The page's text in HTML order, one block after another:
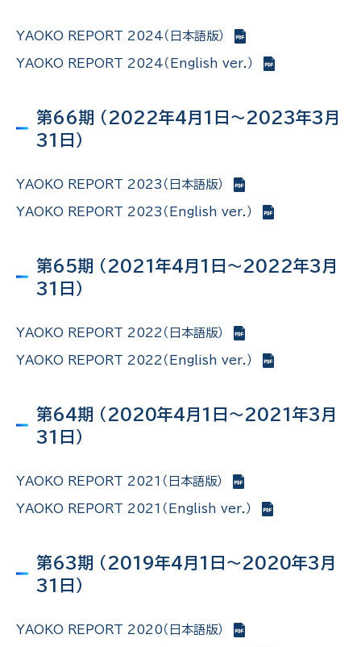
YAOKO REPORT 2024（日本語版）
YAOKO REPORT 2024（English ver.）
第66期 （2022年4月1日～2023年3月
31日）
YAOKO REPORT 2023（日本語版）
YAOKO REPORT 2023（English ver.）
第65期 （2021年4月1日～2022年3月
31日）
YAOKO REPORT 2022（日本語版）
YAOKO REPORT 2022（English ver.）
第64期 （2020年4月1日～2021年3月
31日）
YAOKO REPORT 2021（日本語版）
YAOKO REPORT 2021（English ver.）
第63期 （2019年4月1日～2020年3月
31日）
YAOKO REPORT 2020（日本語版）